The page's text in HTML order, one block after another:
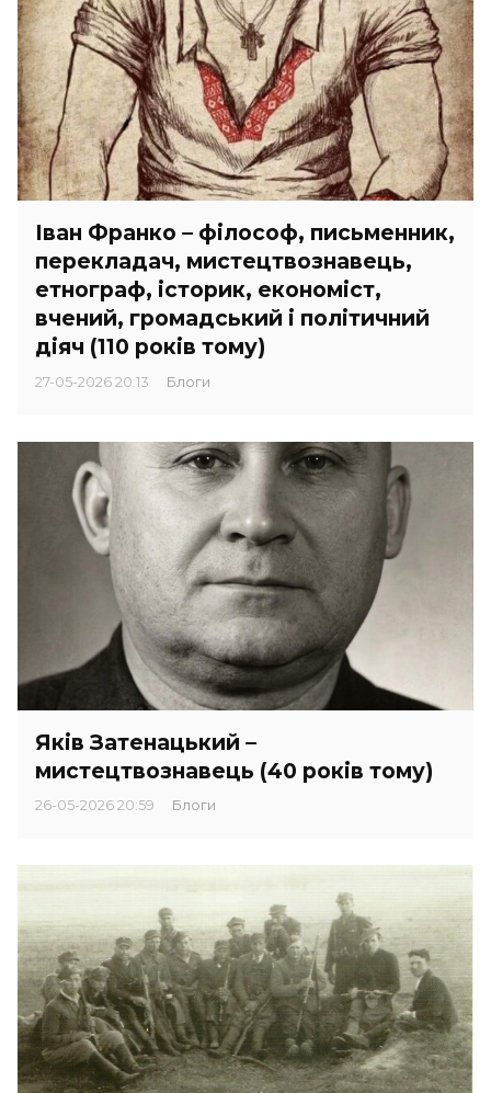
Іван Франко – філософ, письменник,
перекладач, мистецтвознавець,
етнограф, історик, економіст,
вчений, громадський і політичний
діяч (110 років тому)
27-05-2026 20:13 Блоги
Яків Затенацький –
мистецтвознавець (40 років тому)
26-05-2026 20:59 Блоги